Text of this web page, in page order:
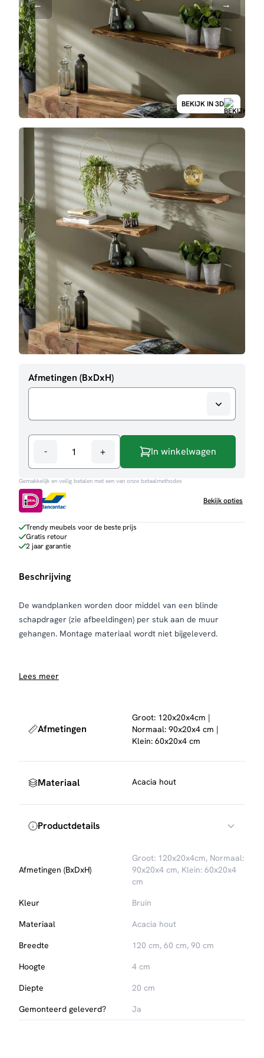
BEKIJK IN 3D
Afmetingen (BxDxH)
-
Wandplank
Zara
aantal
+ In winkelwagen
Gemakkelijk en veilig betalen met een van onze betaalmethodes
Bekijk opties
Trendy meubels voor de beste prijs
Gratis retour
2 jaar garantie
Beschrijving
De wandplanken worden door middel van een blinde
schapdrager (zie afbeeldingen) per stuk aan de muur
gehangen. Montage materiaal wordt niet bijgeleverd.
Lees meer
Afmetingen
Groot: 120x20x4cm |
Normaal: 90x20x4 cm |
Klein: 60x20x4 cm
Materiaal Acacia hout
Productdetails
Afmetingen (BxDxH)
Groot: 120x20x4cm, Normaal:
90x20x4 cm, Klein: 60x20x4
cm
Kleur
Bruin
Materiaal
Acacia hout
Breedte
120 cm, 60 cm, 90 cm
Hoogte
4 cm
Diepte
20 cm
Gemonteerd geleverd?
Ja